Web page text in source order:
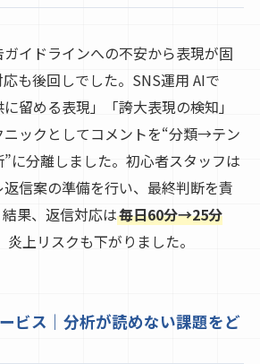
イドラインへの不安から表現が固
も後回しでした。SNS運用 AIで
に留める表現」「誇大表現の検知」
ニックとしてコメントを“分類→テン
に分離しました。初心者スタッフは
信案の準備を行い、最終判断を責
果、返信対応は毎日60分→25分
炎上リスクも下がりました。
ビス｜分析が読めない課題をど